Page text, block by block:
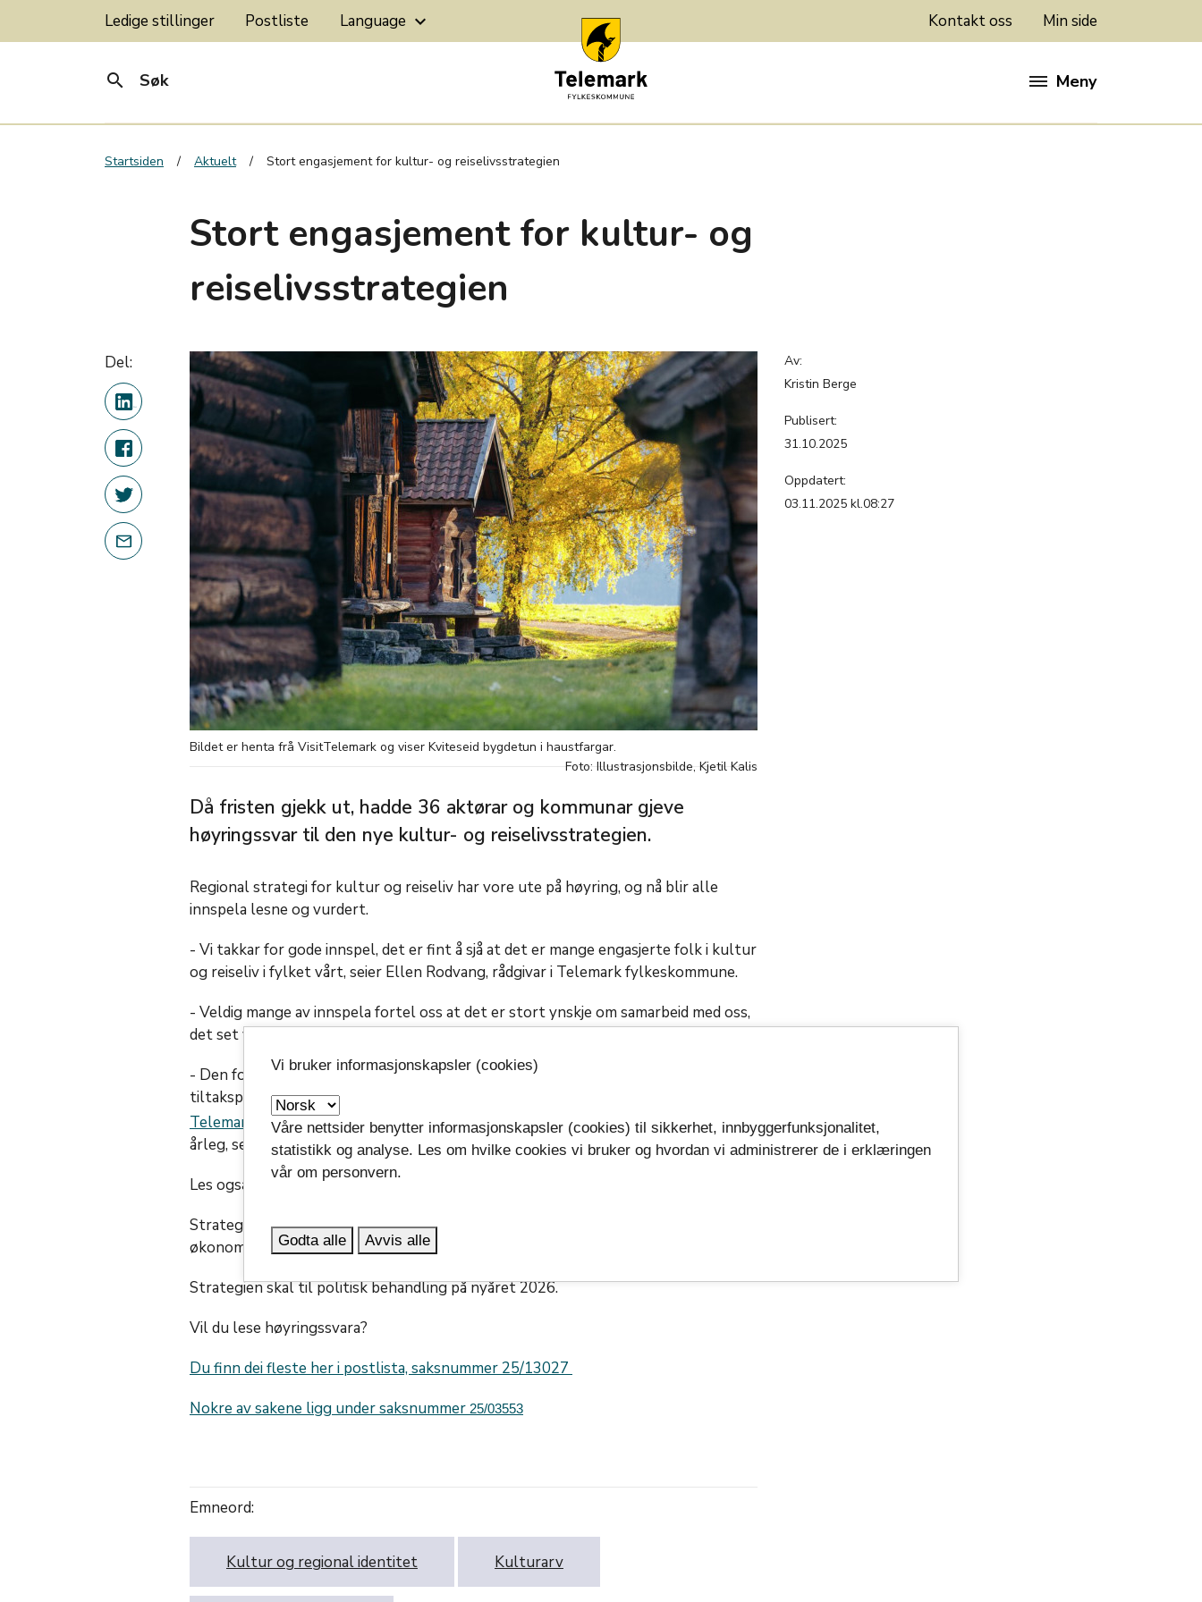
Ledige stillinger Postliste Language keyboard_arrow_down Kontakt oss Min side
search Søk Meny
Startsiden Aktuelt Stort engasjement for kultur- og reiselivsstrategien
Stort engasjement for kultur- og
reiselivsstrategien
Del:
Bildet er henta frå VisitTelemark og viser Kviteseid bygdetun i haustfargar.
Foto: Illustrasjonsbilde, Kjetil Kalis
Av:
Kristin Berge
Publisert:
31.10.2025
Oppdatert:
03.11.2025 kl.08:27
Då fristen gjekk ut, hadde 36 aktørar og kommunar gjeve
høyringssvar til den nye kultur- og reiselivsstrategien.
Regional strategi for kultur og reiseliv har vore ute på høyring, og nå blir alle
innspela lesne og vurdert.
- Vi takkar for gode innspel, det er fint å sjå at det er mange engasjerte folk i kultur
og reiseliv i fylket vårt, seier Ellen Rodvang, rådgivar i Telemark fylkeskommune.
- Veldig mange av innspela fortel oss at det er stort ynskje om samarbeid med oss,
det set vi pris på, seier ho.
- Den forrige strategienVestfold og Telemark - der menneske møtest
tiltaksplan i seg. Denne strategien er heilt overordna og byggjer på
Telemarksplanen
. Tiltak kjem i ein eigen handlingsplan som skal rullerast
årleg, seier Rodvang.
Les også:
Ny regional strategi for kultur og reiseliv 2026-2029
Strategien skal leggje føring for disponering og prioritering av admistrative og
økonomiske ressursar dei neste fire åra.
Strategien skal til politisk behandling på nyåret 2026.
Vil du lese høyringssvara?
Du finn dei fleste her i postlista, saksnummer 25/13027
Nokre av sakene ligg under saksnummer 25/03553
Emneord:
Kultur og regional identitet Kulturarv
Vi bruker informasjonskapsler (cookies)
Våre nettsider benytter informasjonskapsler (cookies) til sikkerhet, innbyggerfunksjonalitet,
statistikk og analyse. Les om hvilke cookies vi bruker og hvordan vi administrerer de i erklæringen
vår om personvern.
Godta alle Avvis alle